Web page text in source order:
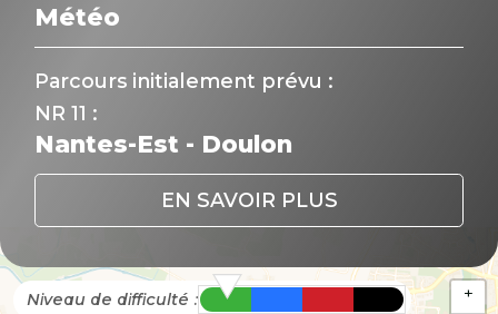
Les parcours
Gestion du cortège
L’équipe et ses bénévoles
FAQ
Discord
Agenda
Actualités
Météo
Parcours initialement prévu :
NR 11 :
Nantes-Est - Doulon
EN SAVOIR PLUS
Niveau de difficulté :
+